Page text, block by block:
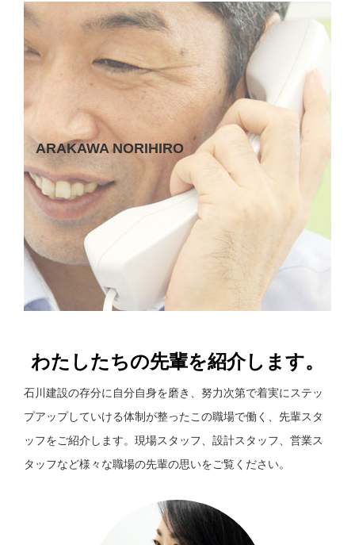
ARAKAWA NORIHIRO
わたしたちの先輩を紹介します。
石川建設の存分に自分自身を磨き、努力次第で着実にステッ
プアップしていける体制が整ったこの職場で働く、先輩スタ
ッフをご紹介します。現場スタッフ、設計スタッフ、営業ス
タッフなど様々な職場の先輩の思いをご覧ください。